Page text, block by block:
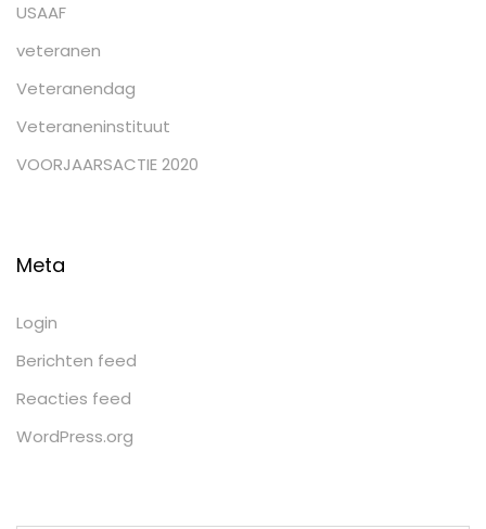
USAAF
veteranen
Veteranendag
Veteraneninstituut
VOORJAARSACTIE 2020
Meta
Login
Berichten feed
Reacties feed
WordPress.org